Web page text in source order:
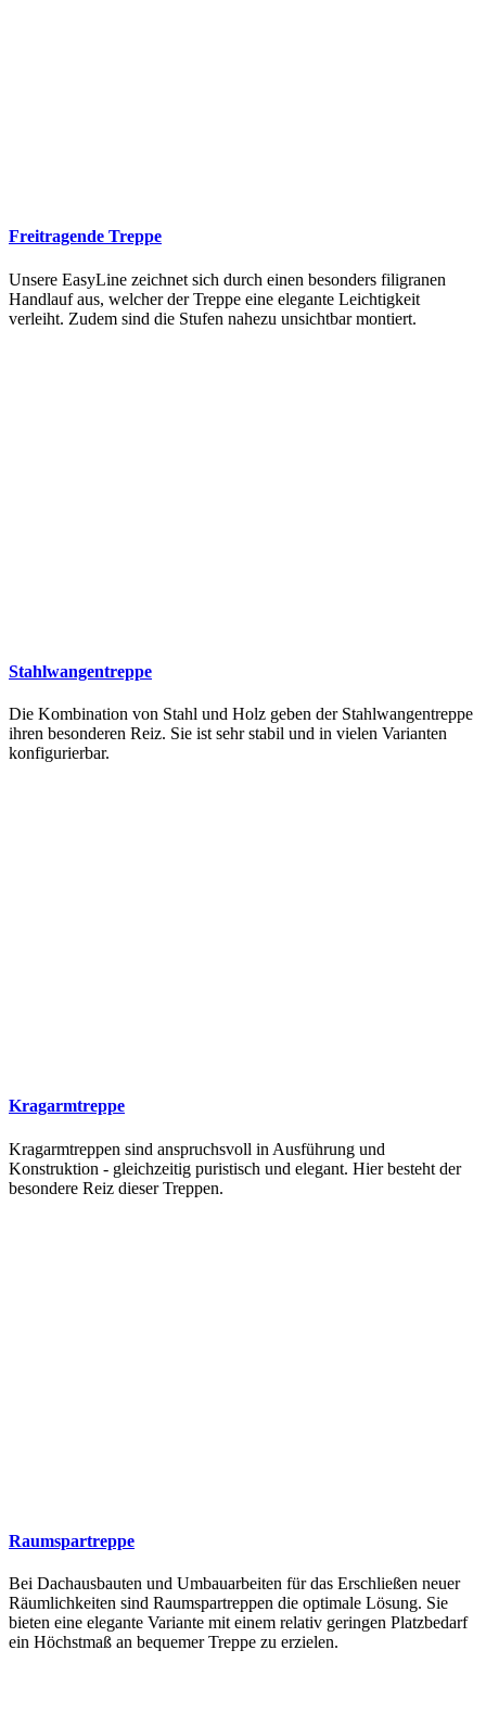
Freitragende Treppe
Unsere EasyLine zeichnet sich durch einen besonders filigranen
Handlauf aus, welcher der Treppe eine elegante Leichtigkeit
verleiht. Zudem sind die Stufen nahezu unsichtbar montiert.
Stahlwangentreppe
Die Kombination von Stahl und Holz geben der Stahlwangentreppe
ihren besonderen Reiz. Sie ist sehr stabil und in vielen Varianten
konfigurierbar.
Kragarmtreppe
Kragarmtreppen sind anspruchsvoll in Ausführung und
Konstruktion - gleichzeitig puristisch und elegant. Hier besteht der
besondere Reiz dieser Treppen.
Raumspartreppe
Bei Dachausbauten und Umbauarbeiten für das Erschließen neuer
Räumlichkeiten sind Raumspartreppen die optimale Lösung. Sie
bieten eine elegante Variante mit einem relativ geringen Platzbedarf
ein Höchstmaß an bequemer Treppe zu erzielen.